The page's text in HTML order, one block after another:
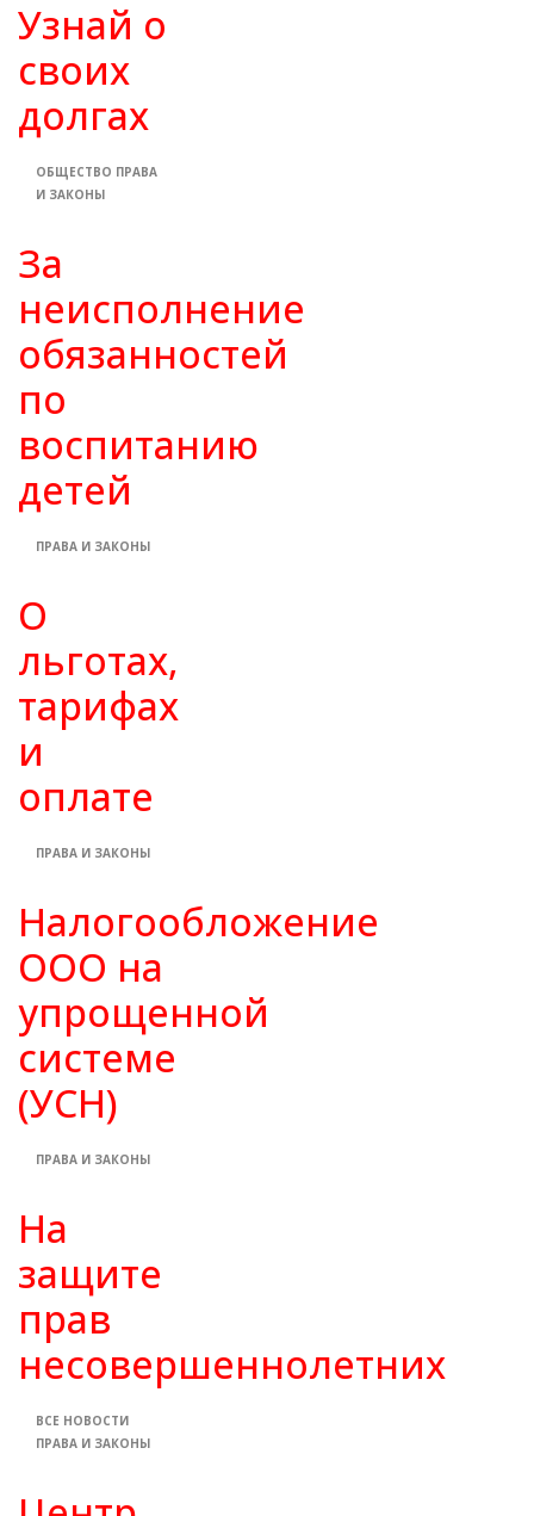
Узнай о
своих
долгах
ОБЩЕСТВО ПРАВА
И ЗАКОНЫ
За
неисполнение
обязанностей
по
воспитанию
детей
ПРАВА И ЗАКОНЫ
О
льготах,
тарифах
и
оплате
ПРАВА И ЗАКОНЫ
Налогообложение
ООО на
упрощенной
системе
(УСН)
ПРАВА И ЗАКОНЫ
На
защите
прав
несовершеннолетних
ВСЕ НОВОСТИ
ПРАВА И ЗАКОНЫ